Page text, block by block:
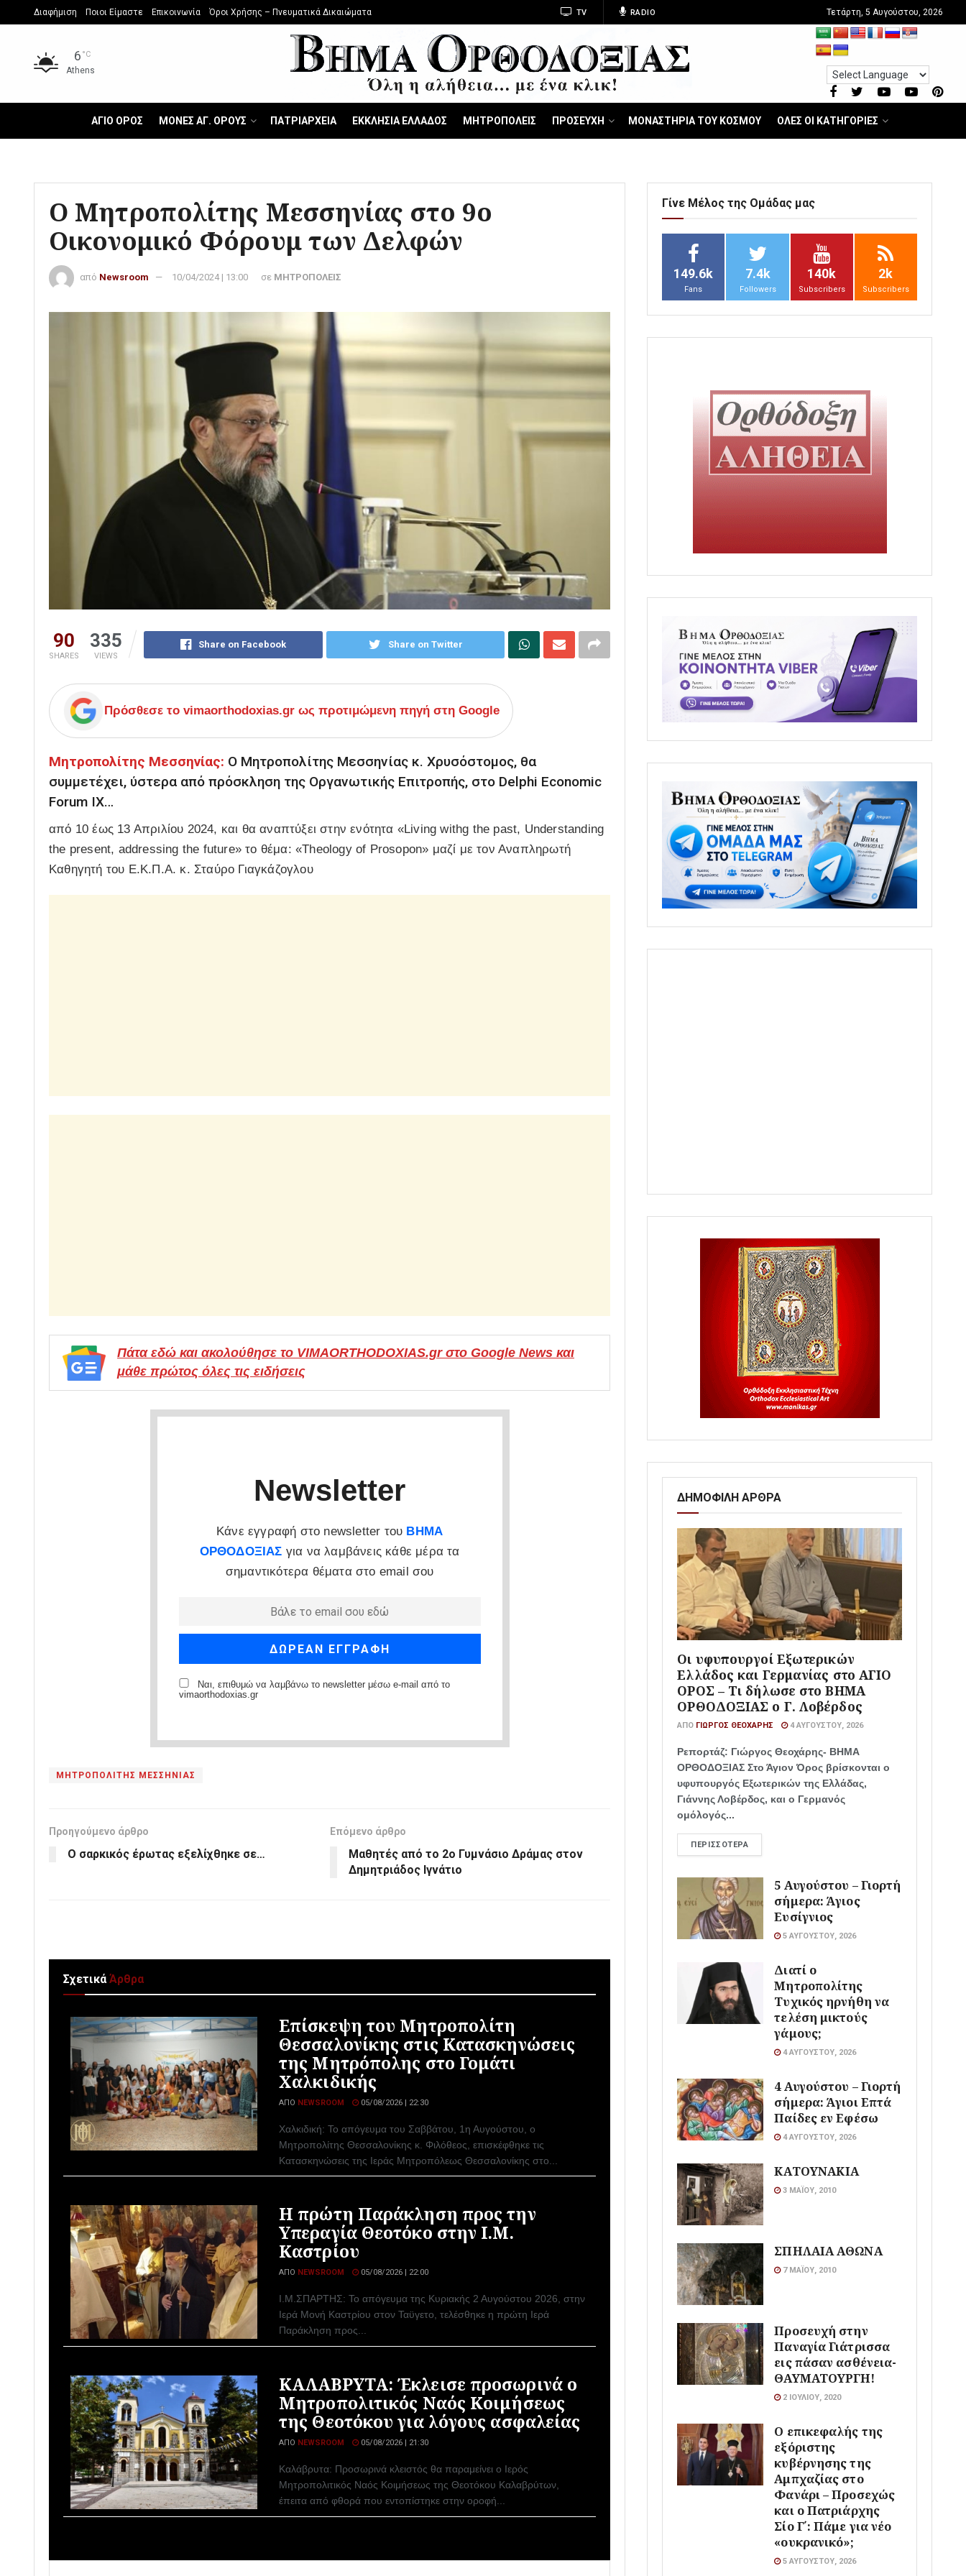
Διαφήμιση Ποιοι Είμαστε Επικοινωνία Όροι Χρήσης – Πνευματικά Δικαιώματα TV RADIO Τετάρτη, 5 Αυγούστου, 2026
6 °C
Athens
ΑΓΙΟ ΟΡΟΣ ΜΟΝΕΣ ΑΓ. ΟΡΟΥΣ ΠΑΤΡΙΑΡΧΕΙΑ ΕΚΚΛΗΣΙΑ ΕΛΛΑΔΟΣ ΜΗΤΡΟΠΟΛΕΙΣ ΠΡΟΣΕΥΧΗ ΜΟΝΑΣΤΗΡΙΑ ΤΟΥ ΚΟΣΜΟΥ ΟΛΕΣ ΟΙ ΚΑΤΗΓΟΡΙΕΣ
Ο Μητροπολίτης Μεσσηνίας στο 9ο
Οικονομικό Φόρουμ των Δελφών
από Newsroom 10/04/2024 | 13:00 σε ΜΗΤΡΟΠΟΛΕΙΣ
90
SHARES
335
VIEWS
Share on Facebook Share on Twitter
Πρόσθεσε το vimaorthodoxias.gr ως προτιμώμενη πηγή στη Google
Μητροπολίτης Μεσσηνίας: Ο Μητροπολίτης Μεσσηνίας κ. Χρυσόστομος, θα
συμμετέχει, ύστερα από πρόσκληση της Οργανωτικής Επιτροπής, στο Delphi Economic
Forum IX…
από 10 έως 13 Απριλίου 2024, και θα αναπτύξει στην ενότητα «Living withg the past, Understanding
the present, addressing the future» το θέμα: «Theology of Prosopon» μαζί με τον Αναπληρωτή
Καθηγητή του Ε.Κ.Π.Α. κ. Σταύρο Γιαγκάζογλου
Πάτα εδώ και ακολούθησε το VIMAORTHODOXIAS.gr στο Google News και
μάθε πρώτος όλες τις ειδήσεις
Newsletter
Κάνε εγγραφή στο newsletter του ΒΗΜΑ
ΟΡΘΟΔΟΞΙΑΣ για να λαμβάνεις κάθε μέρα τα
σημαντικότερα θέματα στο email σου
Ναι, επιθυμώ να λαμβάνω το newsletter μέσω e-mail από το
vimaorthodoxias.gr
ΜΗΤΡΟΠΟΛΙΤΗΣ ΜΕΣΣΗΝΙΑΣ
Προηγούμενο άρθρο
Ο σαρκικός έρωτας εξελίχθηκε σε…
Επόμενο άρθρο
Μαθητές από το 2ο Γυμνάσιο Δράμας στον
Δημητριάδος Ιγνάτιο
ΣχετικάΆρθρα
Επίσκεψη του Μητροπολίτη
Θεσσαλονίκης στις Κατασκηνώσεις
της Μητρόπολης στο Γομάτι
Χαλκιδικής
ΑΠΌ NEWSROOM 05/08/2026 | 22:30
Χαλκιδική: Το απόγευμα του Σαββάτου, 1η Αυγούστου, ο
Μητροπολίτης Θεσσαλονίκης κ. Φιλόθεος, επισκέφθηκε τις
Κατασκηνώσεις της Ιεράς Μητροπόλεως Θεσσαλονίκης στο...
Η πρώτη Παράκληση προς την
Υπεραγία Θεοτόκο στην Ι.Μ.
Καστρίου
ΑΠΌ NEWSROOM 05/08/2026 | 22:00
Ι.Μ.ΣΠΑΡΤΗΣ: Το απόγευμα της Κυριακής 2 Αυγούστου 2026, στην
Ιερά Μονή Καστρίου στον Ταϋγετο, τελέσθηκε η πρώτη Ιερά
Παράκληση προς...
ΚΑΛΑΒΡΥΤΑ: Έκλεισε προσωρινά ο
Μητροπολιτικός Ναός Κοιμήσεως
της Θεοτόκου για λόγους ασφαλείας
ΑΠΌ NEWSROOM 05/08/2026 | 21:30
Καλάβρυτα: Προσωρινά κλειστός θα παραμείνει ο Ιερός
Μητροπολιτικός Ναός Κοιμήσεως της Θεοτόκου Καλαβρύτων,
έπειτα από φθορά που εντοπίστηκε στην οροφή...
Γίνε Μέλος της Ομάδας μας
149.6k
Fans
7.4k
Followers
140k
Subscribers
2k
Subscribers
ΔΗΜΟΦΙΛΗ ΑΡΘΡΑ
Οι υφυπουργοί Εξωτερικών
Ελλάδος και Γερμανίας στο ΑΓΙΟ
ΟΡΟΣ – Τι δήλωσε στο ΒΗΜΑ
ΟΡΘΟΔΟΞΙΑΣ ο Γ. Λοβέρδος
ΑΠΌ ΓΙΏΡΓΟΣ ΘΕΟΧΆΡΗΣ 4 ΑΥΓΟΎΣΤΟΥ, 2026
Ρεπορτάζ: Γιώργος Θεοχάρης- ΒΗΜΑ
ΟΡΘΟΔΟΞΙΑΣ Στο Άγιον Όρος βρίσκονται ο
υφυπουργός Εξωτερικών της Ελλάδας,
Γιάννης Λοβέρδος, και ο Γερμανός
ομόλογός...
ΠΕΡΙΣΣΌΤΕΡΑ
5 Αυγούστου – Γιορτή
σήμερα: Άγιος
Ευσίγνιος
5 ΑΥΓΟΎΣΤΟΥ, 2026
Διατί ο
Μητροπολίτης
Τυχικός ηρνήθη να
τελέση μικτούς
γάμους;
4 ΑΥΓΟΎΣΤΟΥ, 2026
4 Αυγούστου – Γιορτή
σήμερα: Άγιοι Επτά
Παίδες εν Εφέσω
4 ΑΥΓΟΎΣΤΟΥ, 2026
ΚΑΤΟΥΝΑΚΙΑ
3 ΜΑΪ́ΟΥ, 2010
ΣΠΗΛΑΙΑ ΑΘΩΝΑ
7 ΜΑΪ́ΟΥ, 2010
Προσευχή στην
Παναγία Γιάτρισσα
εις πάσαν ασθένεια-
ΘΑΥΜΑΤΟΥΡΓΗ!
2 ΙΟΥΛΊΟΥ, 2020
Ο επικεφαλής της
εξόριστης
κυβέρνησης της
Αμπχαζίας στο
Φανάρι – Προσεχώς
και ο Πατριάρχης
Σίο Γ΄: Πάμε για νέο
«ουκρανικό»;
5 ΑΥΓΟΎΣΤΟΥ, 2026